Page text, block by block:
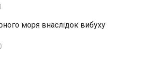
моря внаслідок вибуху